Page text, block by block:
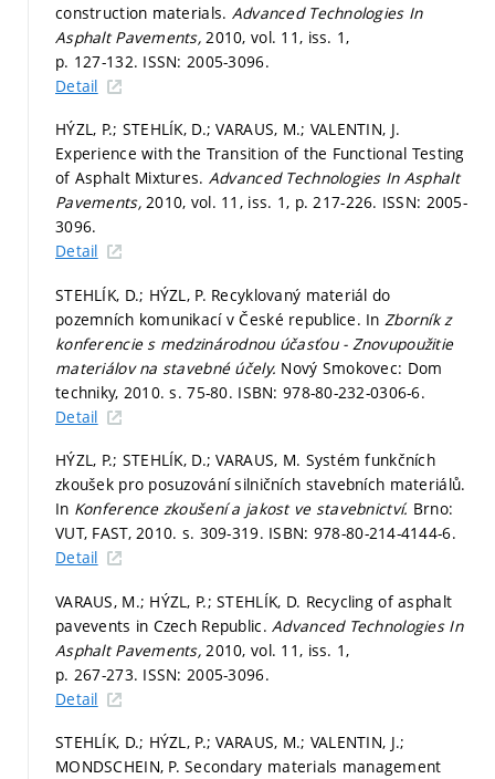
construction materials. Advanced Technologies In
Asphalt Pavements, 2010, vol. 11, iss. 1,
p. 127-132. ISSN: 2005-3096.
Detail
HÝZL, P.; STEHLÍK, D.; VARAUS, M.; VALENTIN, J.
Experience with the Transition of the Functional Testing
of Asphalt Mixtures. Advanced Technologies In Asphalt
Pavements,2010, vol. 11, iss. 1, p. 217-226. ISSN: 2005-
3096.
Detail
STEHLÍK, D.; HÝZL, P. Recyklovaný materiál do
pozemních komunikací v České republice. In Zborník z
konferencie s medzinárodnou účasťou - Znovupoužitie
materiálov na stavebné účely. Nový Smokovec: Dom
techniky, 2010.s. 75-80. ISBN: 978-80-232-0306-6.
Detail
HÝZL, P.; STEHLÍK, D.; VARAUS, M. Systém funkčních
zkoušek pro posuzování silničních stavebních materiálů.
In Konference zkoušení a jakost ve stavebnictví. Brno:
VUT, FAST, 2010. s. 309-319. ISBN: 978-80-214-4144-6.
Detail
VARAUS, M.; HÝZL, P.; STEHLÍK, D. Recycling of asphalt
pavevents in Czech Republic.Advanced Technologies In
Asphalt Pavements, 2010, vol. 11, iss. 1,
p. 267-273. ISSN: 2005-3096.
Detail
STEHLÍK, D.; HÝZL, P.; VARAUS, M.; VALENTIN, J.;
MONDSCHEIN, P. Secondary materials management